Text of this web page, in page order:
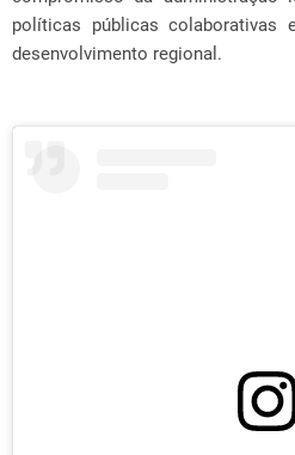
políticas públicas
desenvolvimento regional.